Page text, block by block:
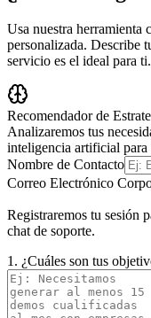
Usa nuestra herramienta
personalizada. Describe
servicio es el ideal para ti.
Recomendador de
Analizaremos tus
inteligencia artificial
Nombre de Contacto
Correo Electrónico
Registraremos tu sesión
chat de soporte.
1. ¿Cuáles son tus